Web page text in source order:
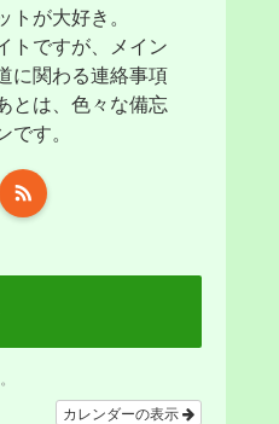
トが大好き。
トですが、メイン
に関わる連絡事項
とは、色々な備忘
です。
カレンダーの表示